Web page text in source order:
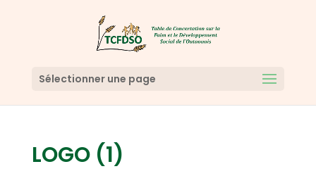
Sélectionner une page
LOGO (1)